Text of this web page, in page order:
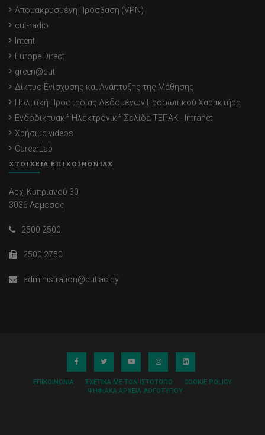
Απομακρυσμένη Πρόσβαση (VPN)
cut-radio
Intent
Europe Direct
green@cut
Δίκτυο Ενίσχυσης και Ανάπτυξης της Μάθησης
Πολιτική Προστασίας Δεδομένων Προσωπικού Χαρακτήρα
Ενδοδικτυακή Ηλεκτρονική Σελίδα ΤΕΠΑΚ - Intranet
Χρήσιμα videos
CareerLab
ΣΤΟΙΧΕΙΑ ΕΠΙΚΟΙΝΩΝΙΑΣ
Αρχ. Κυπριανού 30
3036 Λεμεσός
2500 2500
2500 2750
administration@cut.ac.cy
ΕΠΙΚΟΙΝΩΝΊΑ ΣΧΕΤΙΚΆ ΜΕ ΤΟΝ ΙΣΤΌΤΟΠΟ
COOKIE POLICY
ΨΗΦΙΑΚΆ ΑΡΧΕΊΑ ΛΟΓΌΤΥΠΟΥ